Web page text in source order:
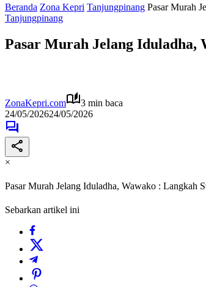
Beranda Zona Kepri Tanjungpinang Pasar Murah
Tanjungpinang
Pasar Murah Jelang Iduladha,
ZonaKepri.com
3 min baca
24/05/202624/05/2026
×
Pasar Murah Jelang Iduladha, Wawako : Langkah
Sebarkan artikel ini